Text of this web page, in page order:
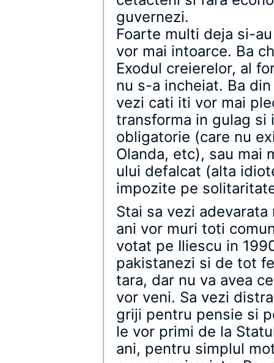
guvernezi.
Foarte multi deja si-
vor mai intoarce. Ba
Exodul creierelor, al
nu s-a incheiat. Ba
vezi cati iti vor mai
transforma in gulag si
obligatorie (care nu
Olanda, etc), sau mai
ului defalcat (alta
impozite pe
Stai sa vezi
ani vor muri toti
votat pe Iliescu in
pakistanezi si de tot
tara, dar nu va avea
vor veni. Sa vezi
griji pentru pensie si
le vor primi de la
ani, pentru simplul